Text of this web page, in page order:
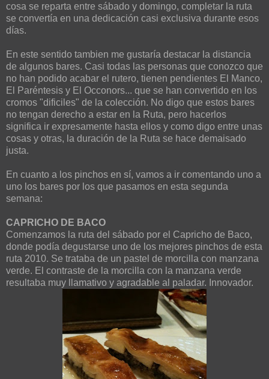
cosa se reparta entre sábado y domingo, completar la ruta
se convertía en una dedicación casi exclusiva durante esos
días.
En este sentido tambien me gustaría destacar la distancia
de algunos bares. Casi todas las personas que conozco que
no han podido acabar el rutero, tienen pendientes El Manco,
El Paréntesis y El Occonors... que se han convertido en los
cromos "dificiles" de la colección. No digo que estos bares
no tengan derecho a estar en la Ruta, pero hacerlos
significa ir expresamente hasta ellos y como digo entre unas
cosas y otras, la duración de la Ruta se hace demaisado
justa.
En cuanto a los pinchos en sí, vamos a ir comentando uno a
uno los bares por los que pasamos en esta segunda
semana:
CAPRICHO DE BACO
Comenzamos la ruta del sábado por el Capricho de Baco,
donde podía degustarse uno de los mejores pinchos de esta
ruta 2010. Se trataba de un pastel de morcilla con manzana
verde. El contraste de la morcilla con la manzana verde
resultaba muy llamativo y agradable al paladar. Innovador.